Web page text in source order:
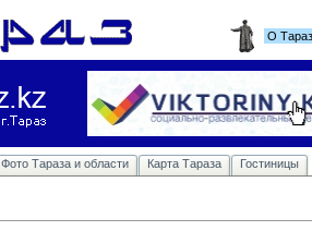
О
Фото Тараза и области Карта Тараза Гостиницы